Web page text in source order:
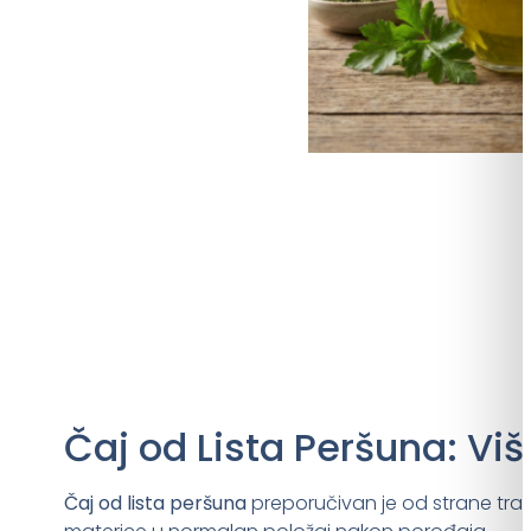
Čaj od Lista Peršuna:
Čaj od lista peršunapreporučivan je od strane